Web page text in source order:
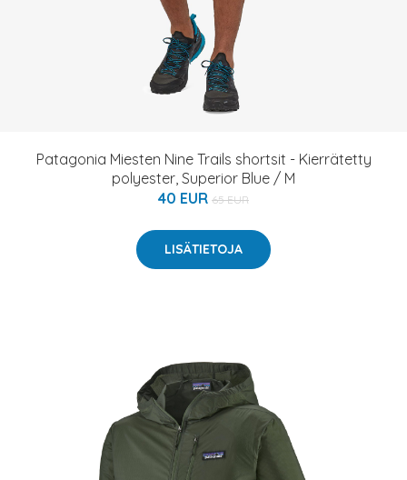
Patagonia Miesten Nine Trails shortsit - Kierrätetty
polyester, Superior Blue / M
40 EUR 65 EUR
LISÄTIETOJA